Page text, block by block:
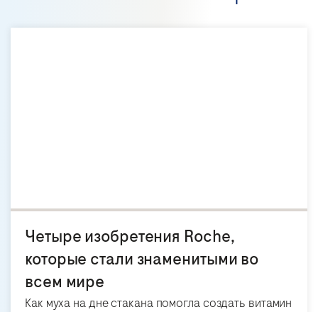
Четыре изобретения Roche,
которые стали знаменитыми во
всем мире
Как муха на дне стакана помогла создать витамин